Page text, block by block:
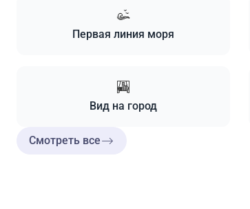
Первая линия моря
Вид на город
Смотреть все